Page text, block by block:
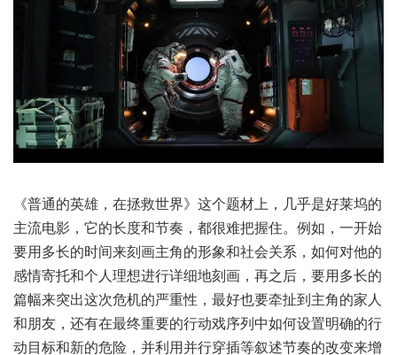
《普通的英雄，在拯救世界》这个题材上，几乎是好莱坞的
主流电影，它的长度和节奏，都很难把握住。例如，一开始
要用多长的时间来刻画主角的形象和社会关系，如何对他的
感情寄托和个人理想进行详细地刻画，再之后，要用多长的
篇幅来突出这次危机的严重性，最好也要牵扯到主角的家人
和朋友，还有在最终重要的行动戏序列中如何设置明确的行
动目标和新的危险，并利用并行穿插等叙述节奏的改变来增